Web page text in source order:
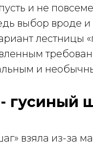
и не
выбор вроде
лестницы
и
гусиный
взяла из-за